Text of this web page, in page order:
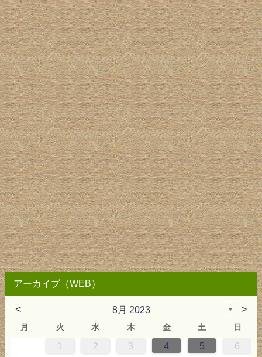
アーカイブ（WEB）
< 8月 2023 ▼ >
月 火 水 木 金 土 日
1 2 3 4 5 6